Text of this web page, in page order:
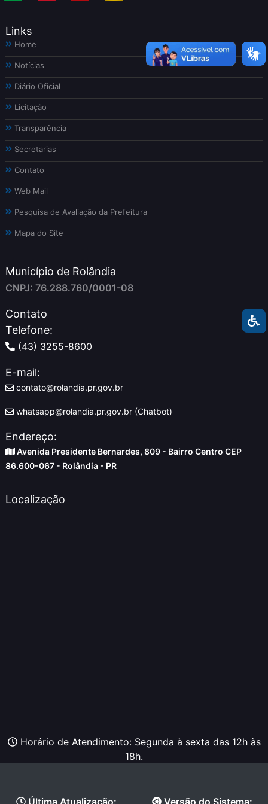
Links
Home
Notícias
Diário Oficial
Licitação
Transparência
Secretarias
Contato
Web Mail
Pesquisa de Avaliação da Prefeitura
Mapa do Site
Município de Rolândia
CNPJ: 76.288.760/0001-08
Contato
Telefone:
(43) 3255-8600
E-mail:
contato@rolandia.pr.gov.br
whatsapp@rolandia.pr.gov.br (Chatbot)
Endereço:
Avenida Presidente Bernardes, 809 - Bairro Centro CEP
86.600-067 - Rolândia - PR
Localização
Horário de Atendimento: Segunda à sexta das 12h às
18h.
Última Atualização: Versão do Sistema: